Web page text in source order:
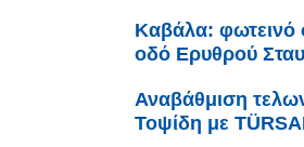
Καβάλα: φωτεινό
οδό Ερυθρού
Αναβάθμιση
Τοψίδη με